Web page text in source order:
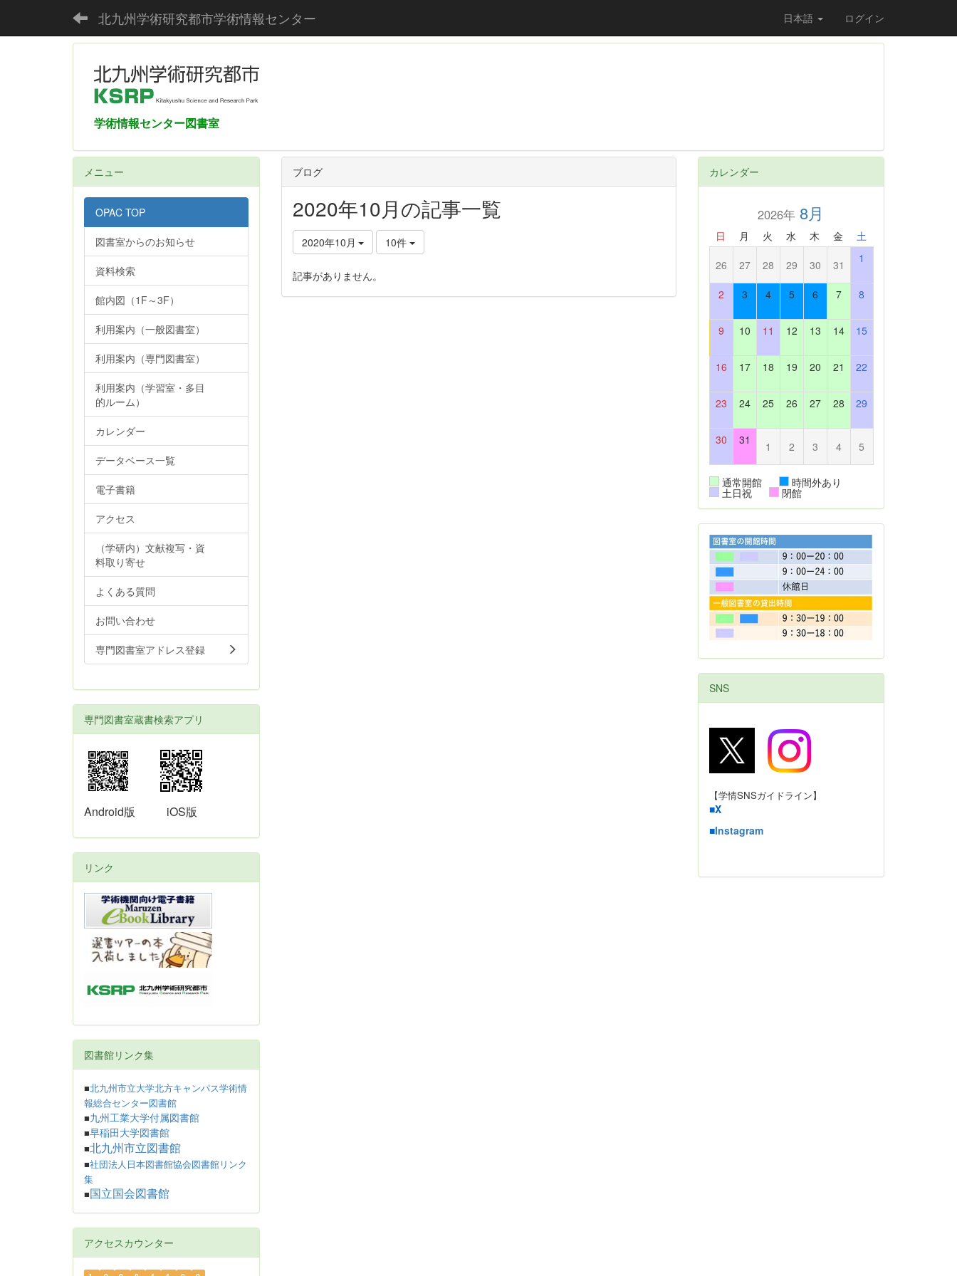
北九州学術研究都市学術情報センター 日本語 ログイン
学術情報センター図書室
ブログ
2020年10月の記事一覧
2020年10月 10件
記事がありません。
メニュー
OPAC TOP
図書室からのお知らせ
資料検索
館内図（1F～3F）
利用案内（一般図書室）
利用案内（専門図書室）
利用案内（学習室・多目
的ルーム）
カレンダー
データベース一覧
電子書籍
アクセス
（学研内）文献複写・資
料取り寄せ
よくある質問
お問い合わせ
専門図書室アドレス登録
専門図書室蔵書検索アプリ
Android版 iOS版
リンク
図書館リンク集
■北九州市立大学北方キャンパス学術情
報総合センター図書館
■九州工業大学付属図書館
■早稲田大学図書館
■北九州市立図書館
■社団法人日本図書館協会図書館リンク
集
■ 国立国会図書館
アクセスカウンター
カレンダー
2026年 8月
日 月 火 水 木 金 土
26 27 28 29 30 31 1
2 3 4 5 6 7 8
9 10 11 12 13 14 15
16 17 18 19 20 21 22
23 24 25 26 27 28 29
30 31 1 2 3 4 5
通常開館 時間外あり
土日祝 閉館
SNS
【学情SNSガイドライン】
■X
■Instagram